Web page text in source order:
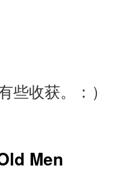
些收获。：）
Men